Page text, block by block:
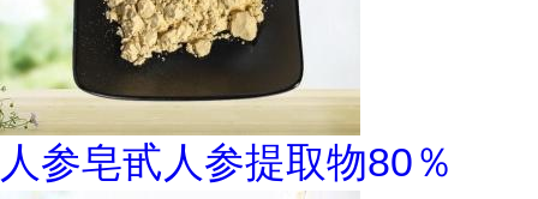
人参皂甙人参提取物80％